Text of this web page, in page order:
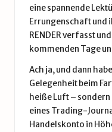
eine spannende
Errungenschaft und
RENDER verfasst
kommenden Tage
Ach ja, und dann
Gelegenheit beim
heiße Luft – sondern
eines Trading-
Handelskonto in